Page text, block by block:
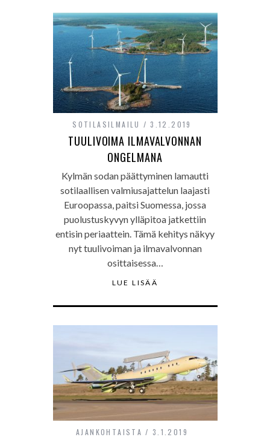
SOTILASILMAILU 3.12.2019
TUULIVOIMA ILMAVALVONNAN
ONGELMANA
Kylmän sodan päättyminen lamautti
sotilaallisen valmiusajattelun laajasti
Euroopassa, paitsi Suomessa, jossa
puolustuskyvyn ylläpitoa jatkettiin
entisin periaattein. Tämä kehitys näkyy
nyt tuulivoiman ja ilmavalvonnan
osittaisessa…
LUE LISÄÄ
AJANKOHTAISTA 3.1.2019